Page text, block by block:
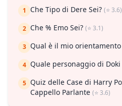
1 Che Tipo di Dere Sei? (⭐ 3.6)
2 Che % Emo Sei? (⭐ 3.1)
3 Qual è il mio
4 Quale personaggio di Doki
5 Quiz delle Case di Harry
Cappello Parlante (⭐ 3.6)